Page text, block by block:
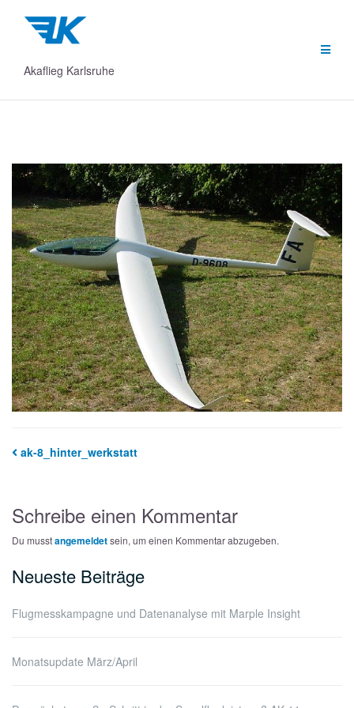
Inhalt
springen
Akaflieg Karlsruhe
ak-8_hinter_werkstatt
Schreibe einen Kommentar
Du musstangemeldetsein, um einen Kommentar abzugeben.
Neueste Beiträge
Flugmesskampagne und Datenanalyse mit Marple Insight
Monatsupdate März/April